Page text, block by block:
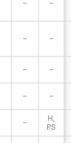
– –
– –
– –
– –
–
H,
PS